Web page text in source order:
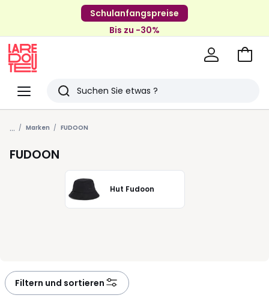
Schulanfangspreise
Bis zu -30%
Menü
Redoute
Suchen
Zuletzt
angesehenen
Artikel
Zum
... Marken FUDOON
FUDOON
Hut Fudoon
Filtern und sortieren